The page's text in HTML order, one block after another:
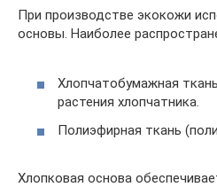
При производстве экокожи
основы. Наиболее
Хлопчатобумажная
растения хлопчатника.
Полиэфирная ткань
Хлопковая основа